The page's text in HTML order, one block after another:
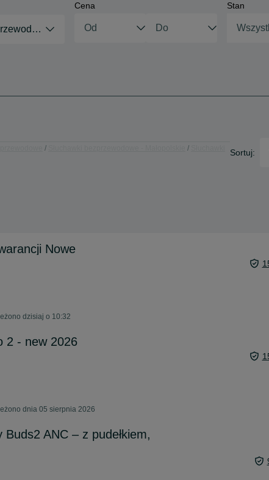
Cena Stan
Sortuj:
Nowe
dzisiaj o 10:32
2 - new 2026
dnia 05 sierpnia 2026
ANC – z pudełkiem,